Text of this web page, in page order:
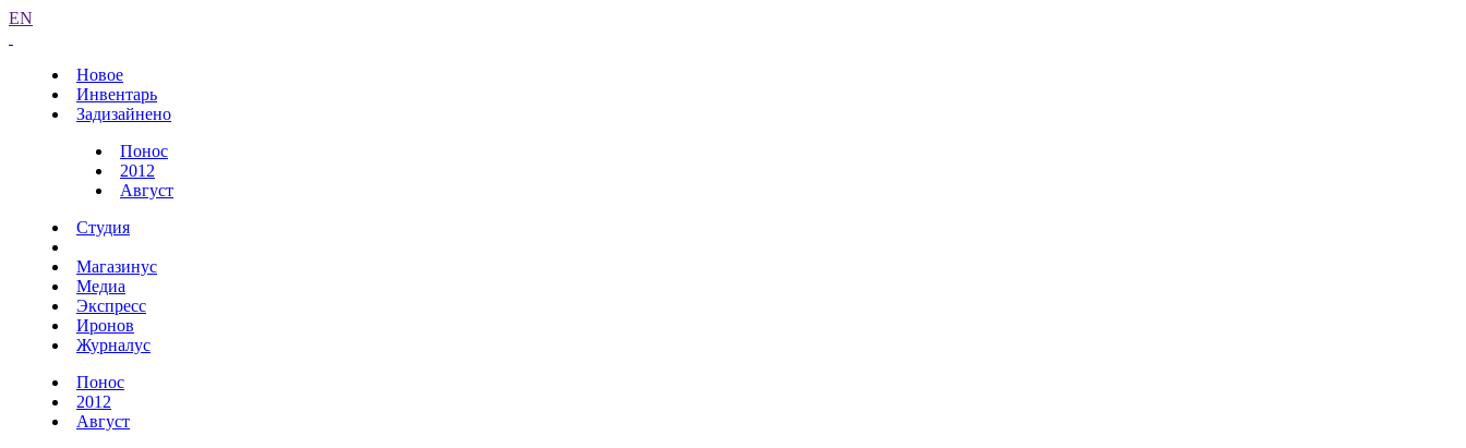
EN
Новое
Инвентарь
Задизайнено
Понос
2012
Август
Студия
Магазинус
Медиа
Экспресс
Иронов
Журналус
Понос
2012
Август